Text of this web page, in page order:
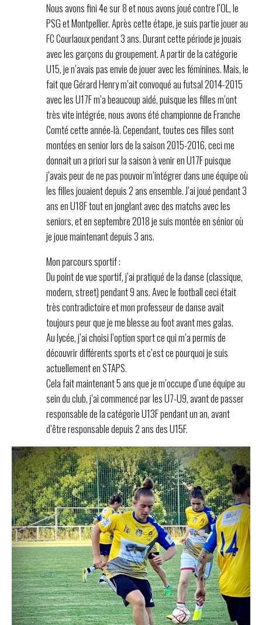
Nous avons fini 4e sur 8 et nous avons joué contre l’OL, le
PSG et Montpellier. Après cette étape, je suis partie jouer au
FC Courlaoux pendant 3 ans. Durant cette période je jouais
avec les garçons du groupement. A partir de la catégorie
U15, je n’avais pas envie de jouer avec les féminines. Mais, le
fait que Gérard Henry m’ait convoqué au futsal 2014-2015
avec les U17F m’a beaucoup aidé, puisque les filles m’ont
très vite intégrée, nous avons été championne de Franche
Comté cette année-là. Cependant, toutes ces filles sont
montées en senior lors de la saison 2015-2016, ceci me
donnait un a priori sur la saison à venir en U17F puisque
j’avais peur de ne pas pouvoir m’intégrer dans une équipe où
les filles jouaient depuis 2 ans ensemble. J’ai joué pendant 3
ans en U18F tout en jonglant avec des matchs avec les
seniors, et en septembre 2018 je suis montée en sénior où
je joue maintenant depuis 3 ans.
Mon parcours sportif :
Du point de vue sportif, j’ai pratiqué de la danse (classique,
modern, street) pendant 9 ans. Avec le football ceci était
très contradictoire et mon professeur de danse avait
toujours peur que je me blesse au foot avant mes galas.
Au lycée, j’ai choisi l’option sport ce qui m’a permis de
découvrir différents sports et c’est ce pourquoi je suis
actuellement en STAPS.
Cela fait maintenant 5 ans que je m’occupe d’une équipe au
sein du club, j’ai commencé par les U7-U9, avant de passer
responsable de la catégorie U13F pendant un an, avant
d’être responsable depuis 2 ans des U15F.